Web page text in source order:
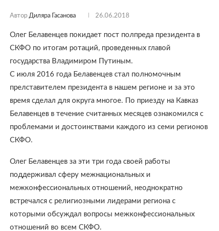
Автор Диляра Гасанова 26.06.2018
Олег Белавенцев покидает пост полпреда президента в
СКФО по итогам ротаций, проведенных главой
государства Владимиром Путиным.
С июля 2016 года Белавенцев стал полномочным
прелставителем президента в нашем регионе и за это
время сделал для округа многое. По приезду на Кавказ
Белавенцев в течение считанных месяцев ознакомился с
проблемами и достоинствами каждого из семи регионов
СКФО.
Олег Белавенцев за эти три года своей работы
поддерживал сферу межнациональных и
межконфессиональных отношений, неоднократно
встречался с религиозными лидерами региона с
которыми обсуждал вопросы межконфессиональных
отношений во всем СКФО.